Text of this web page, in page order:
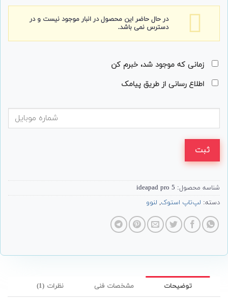
در حال حاضر این محصول در انبار موجود نیست و در
دسترس نمی باشد.
زمانی که موجود شد، خبرم کن
اطلاع رسانی از طریق پیامک
ثبت
شناسه محصول: ideapad pro 5
دسته: لپ‌تاپ استوک, لنوو
توضیحات مشخصات فنی نظرات (1)